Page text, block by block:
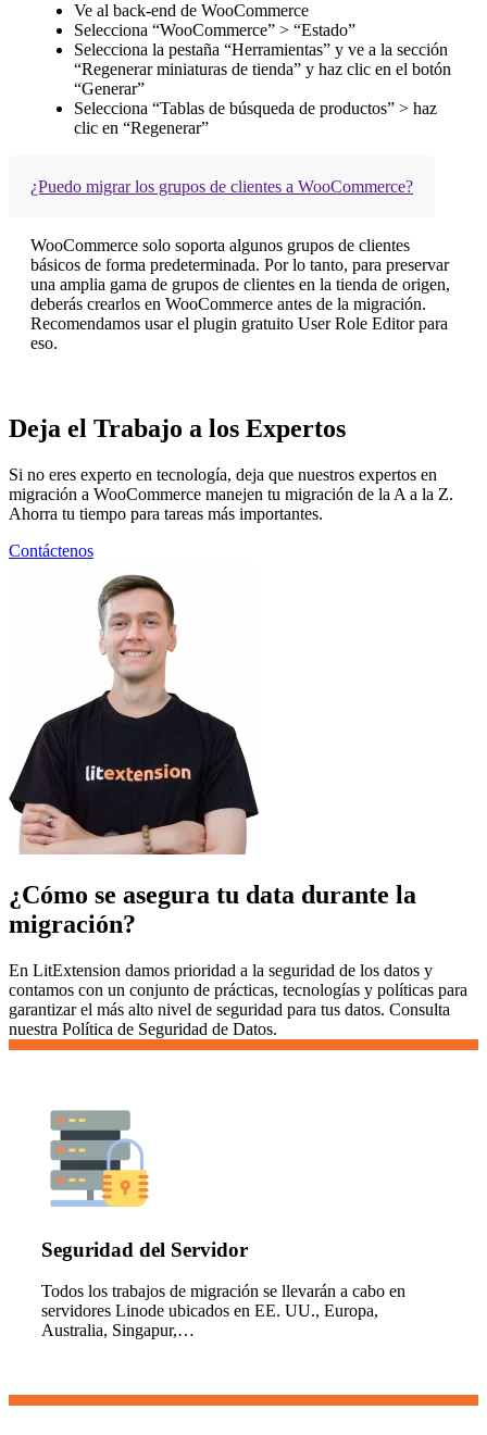
Ve al back-end de WooCommerce
Selecciona “WooCommerce” > “Estado”
Selecciona la pestaña “Herramientas” y ve a la sección
“Regenerar miniaturas de tienda” y haz clic en el botón
“Generar”
Selecciona “Tablas de búsqueda de productos” > haz
clic en “Regenerar”
¿Puedo migrar los grupos de clientes a WooCommerce?
WooCommerce solo soporta algunos grupos de clientes
básicos de forma predeterminada. Por lo tanto, para preservar
una amplia gama de grupos de clientes en la tienda de origen,
deberás crearlos en WooCommerce antes de la migración.
Recomendamos usar el plugin gratuito User Role Editor para
eso.
Deja el Trabajo a los Expertos
Si no eres experto en tecnología, deja que nuestros expertos en
migración a WooCommerce manejen tu migración de la A a la Z.
Ahorra tu tiempo para tareas más importantes.
Contáctenos
¿Cómo se asegura tu data durante la
migración?
En LitExtension damos prioridad a la seguridad de los datos y
contamos con un conjunto de prácticas, tecnologías y políticas para
garantizar el más alto nivel de seguridad para tus datos. Consulta
nuestra Política de Seguridad de Datos.
Seguridad del Servidor
Todos los trabajos de migración se llevarán a cabo en
servidores Linode ubicados en EE. UU., Europa,
Australia, Singapur,…